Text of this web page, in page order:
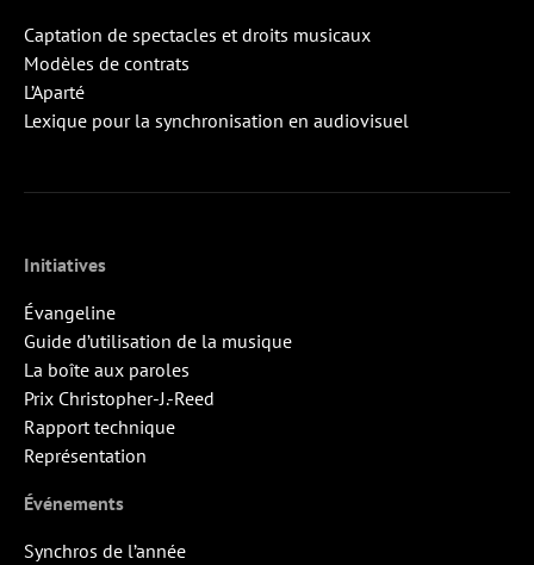
Captation de spectacles et droits musicaux
Modèles de contrats
L’Aparté
Lexique pour la synchronisation en audiovisuel
Initiatives
Évangeline
Guide d’utilisation de la musique
La boîte aux paroles
Prix Christopher-J.-Reed
Rapport technique
Représentation
Événements
Synchros de l’année